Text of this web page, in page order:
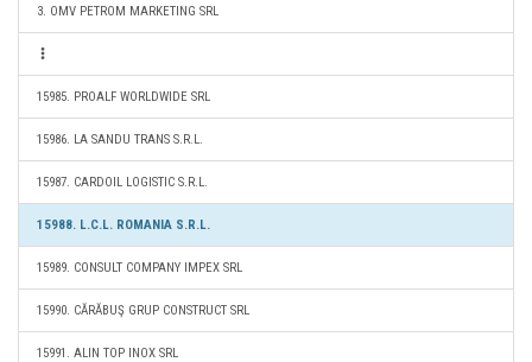
3. OMV PETROM MARKETING SRL
15985. PROALF WORLDWIDE SRL
15986. LA SANDU TRANS S.R.L.
15987. CARDOIL LOGISTIC S.R.L.
15988. L.C.L. ROMANIA S.R.L.
15989. CONSULT COMPANY IMPEX SRL
15990. CĂRĂBUŞ GRUP CONSTRUCT SRL
15991. ALIN TOP INOX SRL